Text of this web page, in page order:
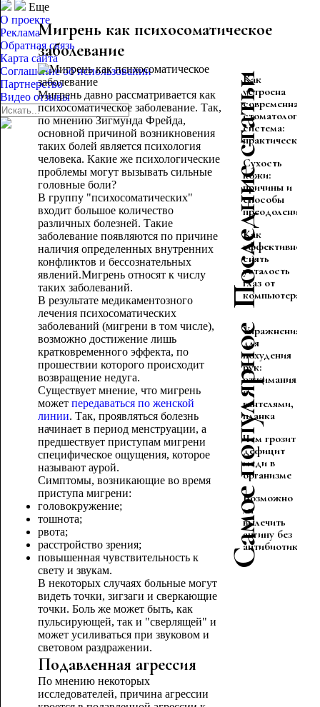
Еще
О проекте
Реклама
Обратная связь
Карта сайта
Соглашение об использовании
Партнерство
Видео отзывы
Мигрень как психосоматическое
заболевание
Мигрень давно рассматривается как
психосоматическое заболевание. Так,
по мнению Зигмунда Фрейда,
основной причиной возникновения
таких болей является психология
человека. Какие же психологические
проблемы могут вызывать сильные
головные боли?
В группу "психосоматических"
входит большое количество
различных болезней. Такие
заболевание появляются по причине
наличия определенных внутренних
конфликтов и бессознательных
явлений.Мигрень относят к числу
таких заболеваний.
В результате медикаментозного
лечения психосоматических
заболеваний (мигрени в том числе),
возможно достижение лишь
кратковременного эффекта, по
прошествии которого происходит
возвращение недуга.
Существует мнение, что мигрень
может передаваться по женской
линии. Так, проявляться болезнь
начинает в период менструации, а
предшествует приступам мигрени
специфическое ощущения, которое
называют аурой.
Симптомы, возникающие во время
приступа мигрени:
головокружение;
тошнота;
рвота;
расстройство зрения;
повышенная чувствительность к
свету и звукам.
В некоторых случаях больные могут
видеть точки, зигзаги и сверкающие
точки. Боль же может быть, как
пульсирующей, так и "сверлящей" и
может усиливаться при звуковом и
световом раздражении.
Подавленная агрессия
По мнению некоторых
исследователей, причина агрессии
Последние статьи
Как
устроена
современная
система:
практическое...
Сухость
кожи:
причины и
способы
преодоления
Как
эффективно
снять
усталость
глаз от
компьютера
Самое популярное
Упражнения
для
похудения
рук:
отжимания,
с
гантелями,
планка
Чем грозит
дефицит
меди в
организме
Возможно
ли
вылечить
ангину без
антибиотиков